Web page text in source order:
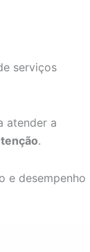
serviços
atender a
.
e desempenho